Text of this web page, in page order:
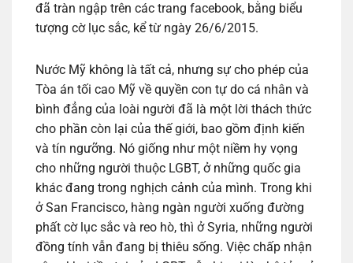
đã tràn ngập trên các trang facebook, bằng biểu
tượng cờ lục sắc, kể từ ngày 26/6/2015.
Nước Mỹ không là tất cả, nhưng sự cho phép của
Tòa án tối cao Mỹ về quyền con tự do cá nhân và
bình đẳng của loài người đã là một lời thách thức
cho phần còn lại của thế giới, bao gồm định kiến
và tín ngưỡng. Nó giống như một niềm hy vọng
cho những người thuộc LGBT, ở những quốc gia
khác đang trong nghịch cảnh của mình. Trong khi
ở San Francisco, hàng ngàn người xuống đường
phất cờ lục sắc và reo hò, thì ở Syria, những người
đồng tính vẫn đang bị thiêu sống. Việc chấp nhận